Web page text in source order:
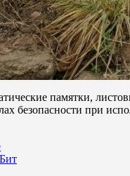
памятки,
безопасности при